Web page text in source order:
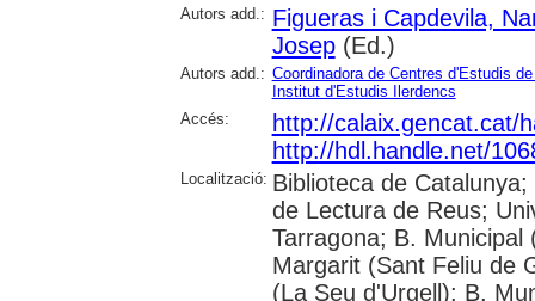
Autors add.: Figueras i Capdevila,
Josep(Ed.)
Autors add.: Coordinadora de Centres d'Estudis
Institut d'Estudis Ilerdencs
Accés:
http://calaix.gencat.cat/
http://hdl.handle.net/
Localització: Biblioteca de
de Lectura de Reus;
Tarragona; B.
Margarit (Sant Feliu de
(La Seu d'Urgell); B.